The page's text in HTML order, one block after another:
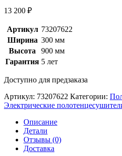
13 200 ₽
Артикул 73207622
Ширина 300 мм
Высота
900 мм
Гарантия 5 лет
Доступно для предзаказа
Артикул: 73207622 Категории:
Электрические
Описание
Детали
Отзывы (0)
Доставка